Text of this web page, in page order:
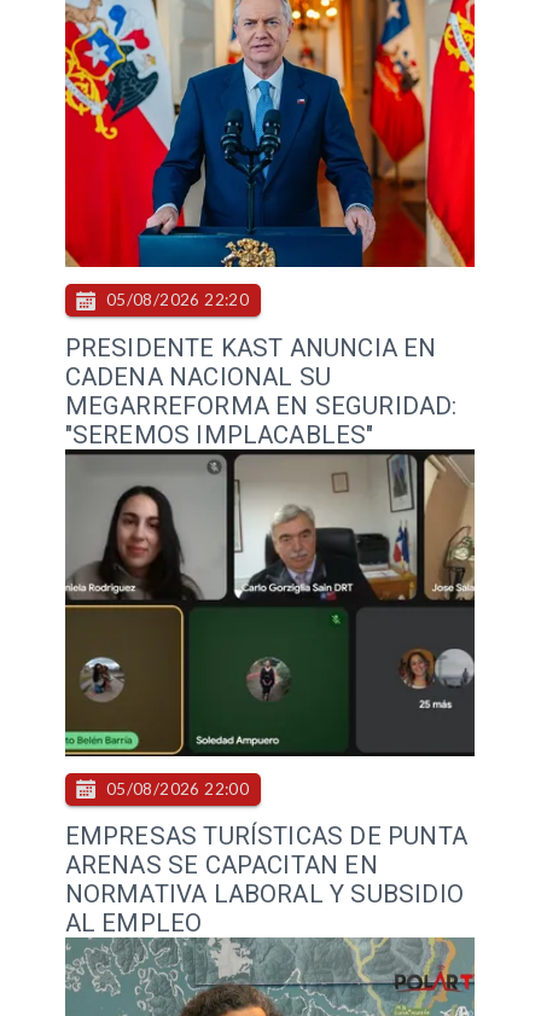
PRESIDENTE KAST ANUNCIA EN
CADENA NACIONAL SU
MEGARREFORMA EN SEGURIDAD:
"SEREMOS IMPLACABLES"
05/08/2026 22:20
EMPRESAS TURÍSTICAS DE PUNTA
ARENAS SE CAPACITAN EN
NORMATIVA LABORAL Y SUBSIDIO
AL EMPLEO
05/08/2026 22:00